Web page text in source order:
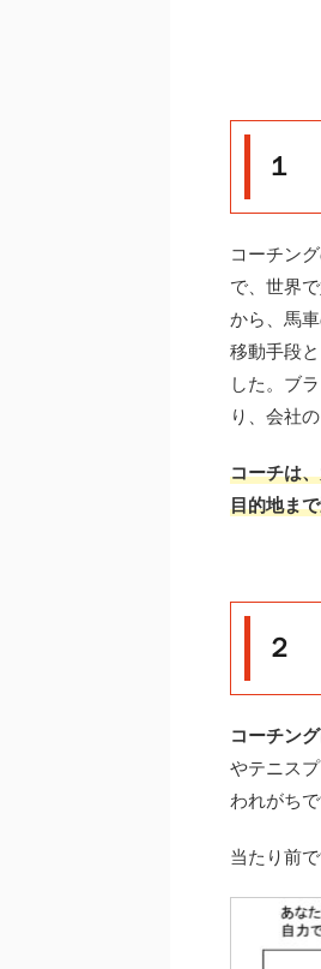
１
コーチン
で、世界
から、馬
移動手段
した。ブ
り、会社
コーチは
目的地ま
２
コーチン
やテニス
われがち
当たり前で